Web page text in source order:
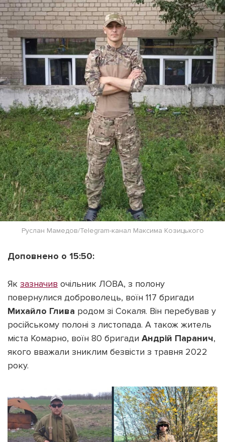
Руслан Мамедов/Telegram-канал Максима Козицького
Доповнено о 15:50:
Як зазначив очільник ЛОВА, з полону
повернулися доброволець, воїн 117 бригади
Михайло Глива родом зі Сокаля. Він перебував у
російському полоні з листопада. А також житель
міста Комарно, воїн 80 бригади Андрій Паранич,
якого вважали зниклим безвісти з травня 2022
року.